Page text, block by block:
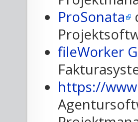
ProSonata
fileWorker
https://